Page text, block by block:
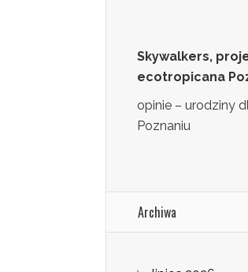
Skywalkers,
ecotropicana
opinie – urodziny
Poznaniu
Archiwa